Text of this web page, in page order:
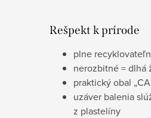
Rešpekt k prírode
plne
nerozbitné = dlhá
praktický obal
uzáver balenia
z plastelíny